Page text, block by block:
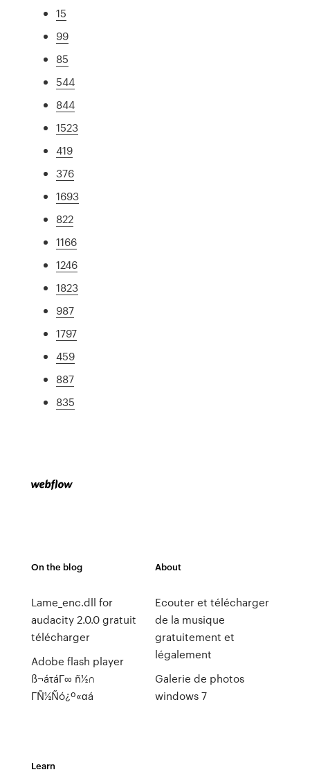
15
99
85
544
844
1523
419
376
1693
822
1166
1246
1823
987
1797
459
887
835
On the blog
Lame_enc.dll for
audacity 2.0.0 gratuit
télécharger
Adobe flash player
ß¬áτáΓ∞ ñ½∩
ΓÑ½Ñó¿º«αá
About
Ecouter et télécharger
de la musique
gratuitement et
légalement
Galerie de photos
windows 7
Learn